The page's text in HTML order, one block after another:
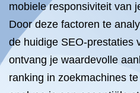
mobiele responsiviteit van
Door deze factoren te
de huidige SEO-prestaties
ontvang je waardevolle
ranking in zoekmachines